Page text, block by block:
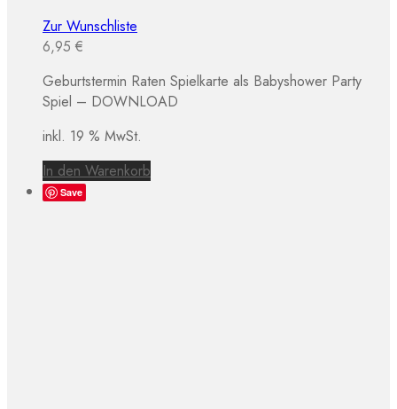
Zur Wunschliste
6,95 €
Geburtstermin Raten Spielkarte als Babyshower Party
Spiel – DOWNLOAD
inkl. 19 % MwSt.
In den Warenkorb
Save